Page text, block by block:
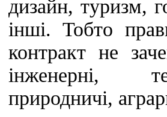
дизайн, туризм,
інші. Тобто
контракт не
інженерні,
природничі,